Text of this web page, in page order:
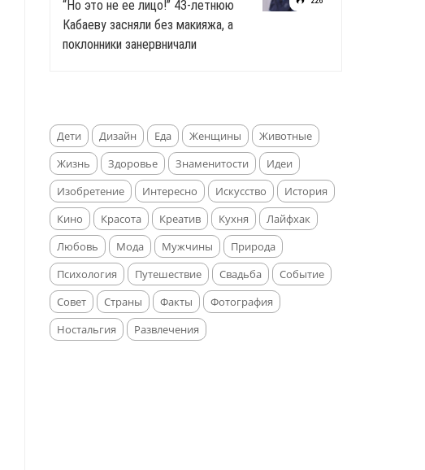
“Но это не ее лицо!” 43-летнюю
Кабаеву засняли без макияжа, а
поклонники занервничали
Дети Дизайн Еда Женщины
Животные
Жизнь
Здоровье Знаменитости
Идеи
Изобретение
Интересно Искусство
История
Кино
Красота Креатив Кухня
Лайфхак
Любовь
Мода Мужчины
Природа
Психология
Путешествие Свадьба
Событие
Совет
Страны Факты
Фотография
Ностальгия
Развлечения